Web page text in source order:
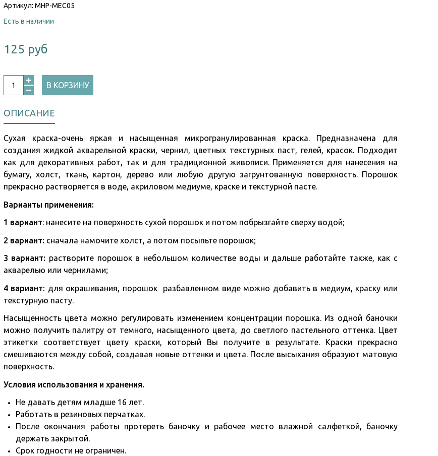
Артикул: MHP-MEC05
Есть в наличии
125 руб
В КОРЗИНУ
ОПИСАНИЕ
Сухая краска-очень яркая и насыщенная микрогранулированная краска. Предназначена для
создания жидкой акварельной краски, чернил, цветных текстурных паст, гелей, красок. Подходит
как для декоративных работ, так и для традиционной живописи. Применяется для нанесения на
бумагу, холст, ткань, картон, дерево или любую другую загрунтованную поверхность. Порошок
прекрасно растворяется в воде, акриловом медиуме, краске и текстурной пасте.
Варианты применения:
1 вариант: нанесите на поверхность сухой порошок и потом побрызгайте сверху водой;
2 вариант: сначала намочите холст, а потом посыпьте порошок;
3 вариант: растворите порошок в небольшом количестве воды и дальше работайте также, как с
акварелью или чернилами;
4 вариант: для окрашивания, порошок разбавленном виде можно добавить в медиум, краску или
текстурную пасту.
Насыщенность цвета можно регулировать изменением концентрации порошка. Из одной баночки
можно получить палитру от темного, насыщенного цвета, до светлого пастельного оттенка. Цвет
этикетки соответствует цвету краски, который Вы получите в результате. Краски прекрасно
смешиваются между собой, создавая новые оттенки и цвета. После высыхания образуют матовую
поверхность.
Условия использования и хранения.
Не давать детям младше 16 лет.
Работать в резиновых перчатках.
После окончания работы протереть баночку и рабочее место влажной салфеткой, баночку
держать закрытой.
Срок годности не ограничен.